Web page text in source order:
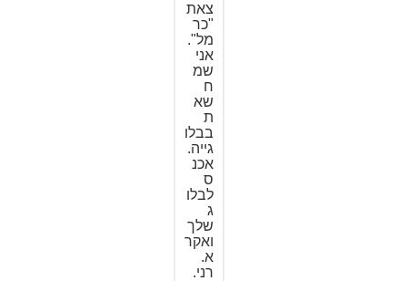
צאת
"כר
מל".
אני
שמ
ח
שא
ת
בבלו
גייה.
אכנ
ס
לבלו
ג
שלך
ואקר
א.
רני.